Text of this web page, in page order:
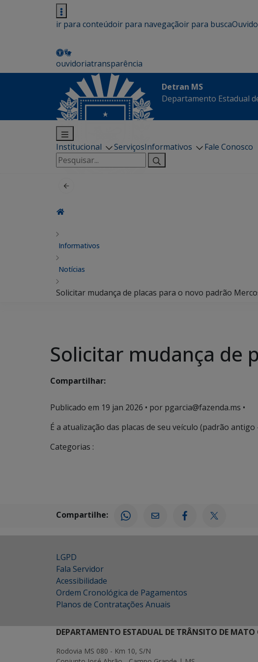
ir para conteúdoir para navegaçãoir para busca
ouvidoriatransparência
Detran MS
Departamento Estadual
Institucional ServiçosInformativos
Fale Conosco
Pesquisar
por:
Informativos
Notícias
Solicitar mudança de placas para o novo padrão
Solicitar mudança de
Compartilhar:
Publicado em 19 jan 2026 • por pgarcia@fazenda.ms •
É a atualização das placas de seu veículo (padrão
Categorias :
Compartilhe:
LGPD
Fala Servidor
Acessibilidade
Ordem Cronológica de Pagamentos
Planos de Contratações Anuais
DEPARTAMENTO ESTADUAL DE TRÂNSITO DE MATO
Rodovia MS 080 - Km 10, S/N